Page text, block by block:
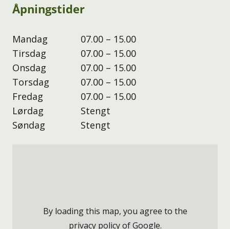
Åpningstider
Mandag
07.00 – 15.00
Tirsdag
07.00 – 15.00
Onsdag
07.00 – 15.00
Torsdag
07.00 – 15.00
Fredag
07.00 – 15.00
Lørdag
Stengt
Søndag
Stengt
By loading this map, you agree to the
privacy policy ofGoogle.